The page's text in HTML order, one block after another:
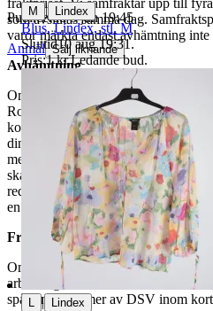
fraktpriset. Vi samfraktar upp till
som avslutas samma dag.
varor märkta endast avhämtning inte
Avhämtning
Om du väljer avhämtning hämtas
Ropsten, Kolargatan 2 efter den har
kommer att få ett separat mail med
din order på Myrorna i Ropsten! när
med legitimation. Hanteringstiden
ska hämtas senast 7 dagar efter att
redo för avhämtning. Ordrar som ej
en avgift på 84 kr dras av från
Frakt
Om du har valt frakt kommer din
arbetsdagar. När din vara har
spårningsnummer av DSV inom
Publicerad 8 jun 19:45
Anmäl Sälj liknande
M | Lindex
Blus, Lindex, stl. M
Sluttid10 aug 19:31.
Pris:1 kr,Ledande bud.
L | Lindex